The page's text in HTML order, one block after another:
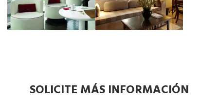
SOLICITE MÁS INFORMACIÓN